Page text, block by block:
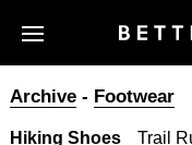
Archive- Footwear
Hiking Shoes Trail